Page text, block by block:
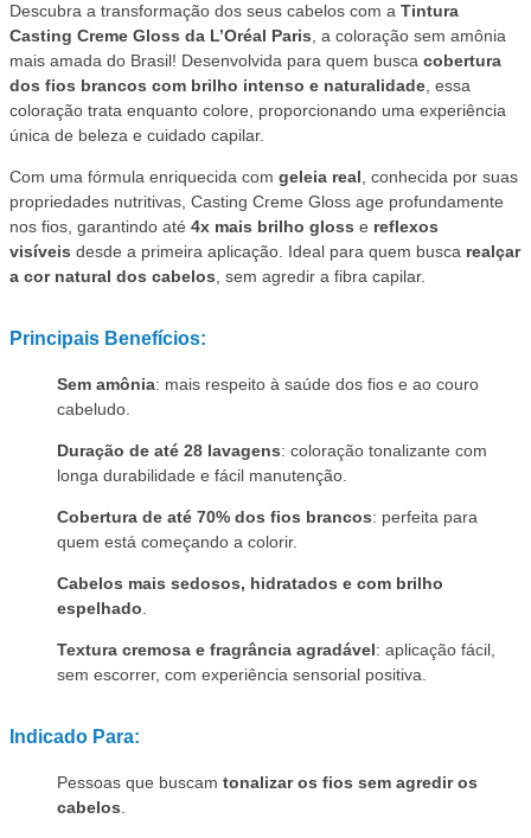
Descubra a transformação dos seus cabelos com a Tintura
Casting Creme Gloss da L’Oréal Paris, a coloração sem amônia
mais amada do Brasil! Desenvolvida para quem busca cobertura
dos fios brancos com brilho intenso e naturalidade, essa
coloração trata enquanto colore, proporcionando uma experiência
única de beleza e cuidado capilar.
Com uma fórmula enriquecida com geleia real, conhecida por suas
propriedades nutritivas, Casting Creme Gloss age profundamente
nos fios, garantindo até 4x mais brilho gloss e reflexos
visíveis desde a primeira aplicação. Ideal para quem busca realçar
a cor natural dos cabelos, sem agredir a fibra capilar.
Principais Benefícios:
Sem amônia: mais respeito à saúde dos fios e ao couro
cabeludo.
Duração de até 28 lavagens: coloração tonalizante com
longa durabilidade e fácil manutenção.
Cobertura de até 70% dos fios brancos: perfeita para
quem está começando a colorir.
Cabelos mais sedosos, hidratados e com brilho
espelhado.
Textura cremosa e fragrância agradável: aplicação fácil,
sem escorrer, com experiência sensorial positiva.
Indicado Para:
Pessoas que buscam tonalizar os fios sem agredir os
cabelos.